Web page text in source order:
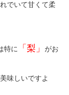
でいて甘くて柔
特に 「梨」
がお
味しいですよ